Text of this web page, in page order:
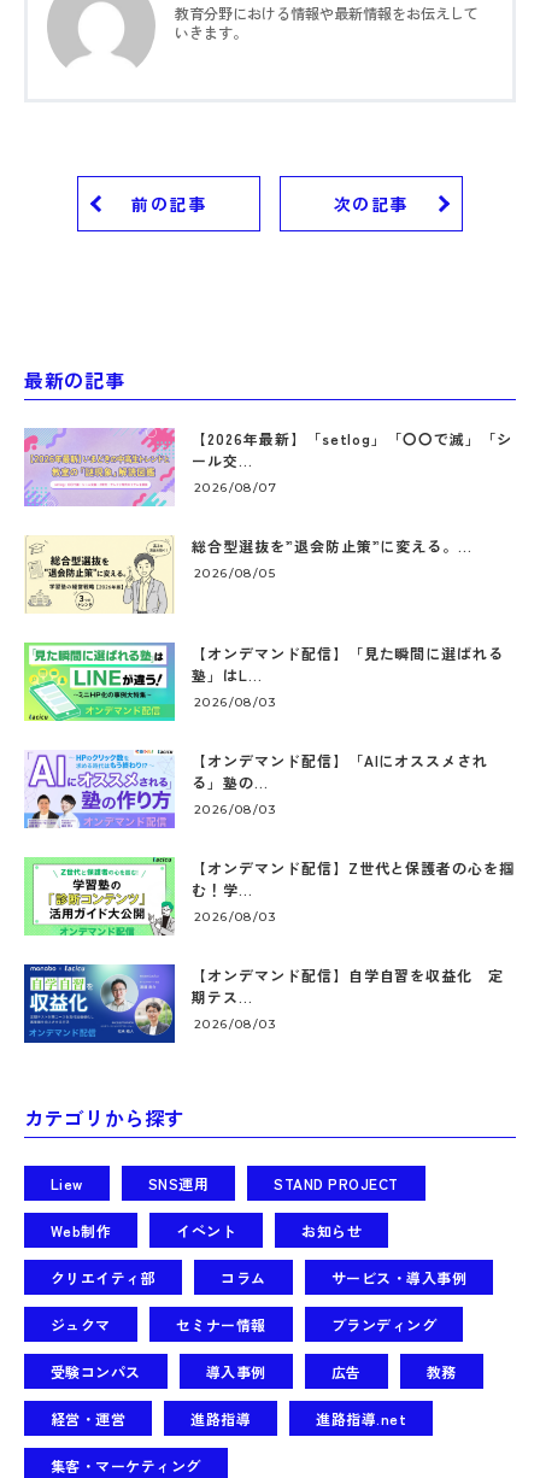
教育分野における情報や最新情報をお伝えして
いきます。
前の記事 次の記事
最新の記事
【2026年最新】「setlog」「〇〇で滅」「シ
ール交...
2026/08/07
総合型選抜を”退会防止策”に変える。...
2026/08/05
【オンデマンド配信】「見た瞬間に選ばれる
塾」はL...
2026/08/03
【オンデマンド配信】「AIにオススメされ
る」塾の...
2026/08/03
【オンデマンド配信】Z世代と保護者の心を掴
む！学...
2026/08/03
【オンデマンド配信】自学自習を収益化 定
期テス...
2026/08/03
カテゴリから探す
Liew SNS運用 STAND PROJECT
Web制作 イベント お知らせ
クリエイティ部 コラム サービス・導入事例
ジュクマ セミナー情報 ブランディング
受験コンパス 導入事例 広告 教務
経営・運営 進路指導 進路指導.net
集客・マーケティング